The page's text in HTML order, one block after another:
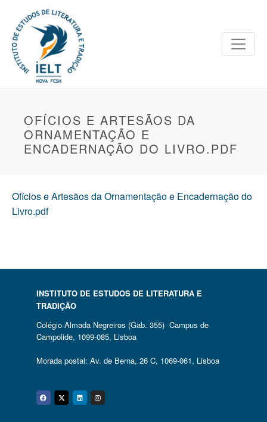
OFÍCIOS E ARTESÃOS DA
ORNAMENTAÇÃO E
ENCADERNAÇÃO DO LIVRO.PDF
Ofícios e Artesãos da Ornamentação e Encadernação do
Livro.pdf
INSTITUTO DE ESTUDOS DE LITERATURA E
TRADIÇÃO
Colégio Almada Negreiros (Gab. 355) Campus de
Campolide, 1099-085, Lisboa
Morada postal: Av. de Berna, 26 C, 1069-061, Lisboa
Facebook
Twitter
Linkedin
Instagram